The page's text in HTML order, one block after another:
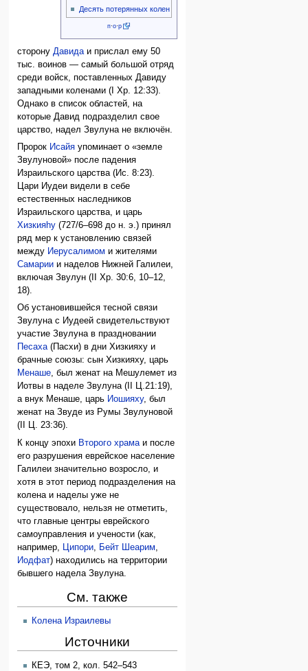
Десять потерянных колен
п·о·р
сторону Давида и прислал ему 50
тыс. воинов — самый большой отряд
среди войск, поставленных Давиду
западными коленами (I Хр. 12:33).
Однако в список областей, на
которые Давид подразделил свое
царство, надел Звулуна не включён.
Пророк Исайя упоминает о «земле
Звулуновой» после падения
Израильского царства (Ис. 8:23).
Цари Иудеи видели в себе
естественных наследников
Израильского царства, и царь
Хизкияhу (727/6–698 до н. э.) принял
ряд мер к установлению связей
между Иерусалимом и жителями
Самарии и наделов Нижней Галилеи,
включая Звулун (II Хр. 30:6, 10–12,
18).
Об установившейся тесной связи
Звулуна с Иудеей свидетельствуют
участие Звулуна в праздновании
Песаха(Пасхи) в дни Хизкияху и
брачные союзы: сын Хизкияху, царь
Менаше, был женат на Мешулемет из
Иотвы в наделе Звулуна (II Ц.21:19),
а внук Менаше, царь Иошияху, был
женат на Звуде из Румы Звулуновой
(II Ц. 23:36).
К концу эпохи Второго храма и после
его разрушения еврейское население
Галилеи значительно возросло, и
хотя в этот период подразделения на
колена и наделы уже не
существовало, нельзя не отметить,
что главные центры еврейского
самоуправления и учености (как,
например,
Ципори Бейт Шеарим
Иодфат) находились на территории
бывшего надела Звулуна.
См. также
Колена Израилевы
Источники
КЕЭ, том 2, кол. 542–543